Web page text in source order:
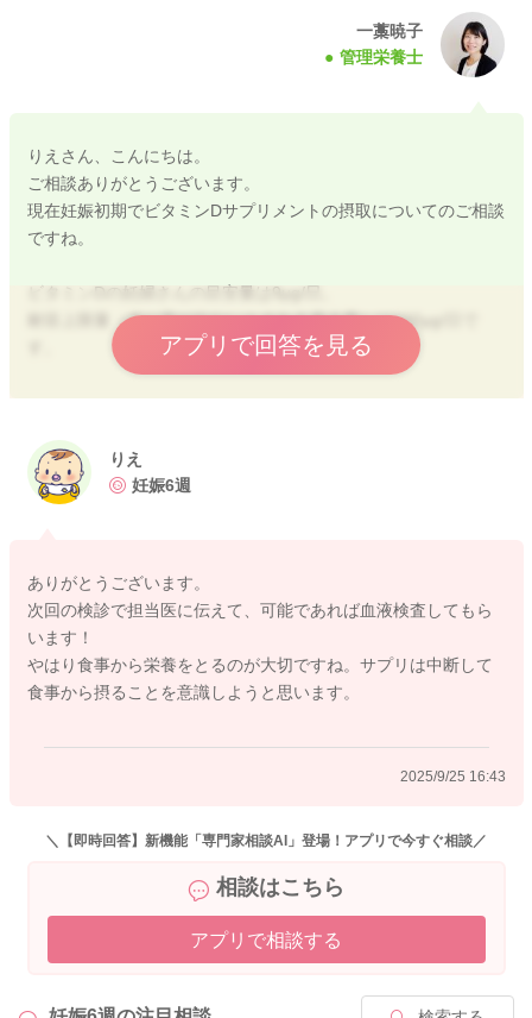
一藁暁子
管理栄養士
りえさん、こんにちは。
ご相談ありがとうございます。
現在妊娠初期でビタミンDサプリメントの摂取についてのご相談
ですね。
ビタミンDの妊婦さんの目安量は9μg/日。
耐容上限量（体に害が出ないとされる最大量）は100μg/日で
今回飲まれていたのは
ど、上限量は超えていません。
そのため、すぐに赤ちゃんに重大な影響が出るような量ではな
んでしまっていた」と伝えておくと安心です。
もし血液検査の機会があれば、カルシウムやビタミンDの値を確
認してもらえる場合もあります。
今回の量であれば赤ちゃんへの影響を心配しすぎなくて大丈夫
娠中はビタミンＤサプリの摂取をやめて、通常の食事から摂る
すこしでもご参考になりましたら幸いです。
どうぞよろしくお願いいたします。
アプリで回答を見る
りえ
妊娠6週
ありがとうございます。
次回の検診で担当医に伝えて、可能であれば血液検査してもら
います！
やはり食事から栄養をとるのが大切ですね。サプリは中断して
食事から摂ることを意識しようと思います。
2025/9/25 16:43
＼【即時回答】新機能「専門家相談AI」登場！アプリで今すぐ相談／
相談はこちら
アプリで相談する